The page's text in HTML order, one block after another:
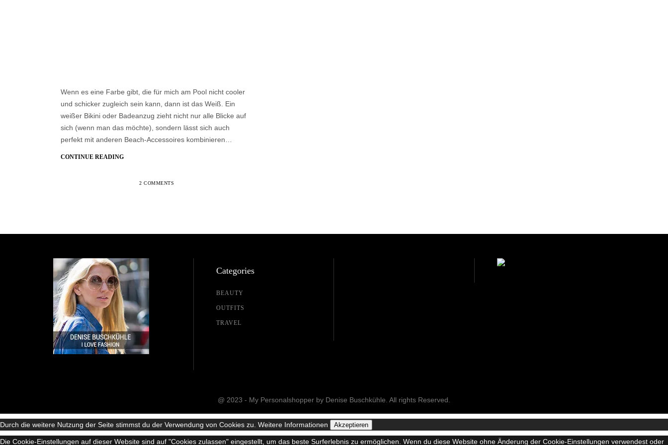
Wenn es eine Farbe gibt, die für mich am Pool nicht cooler
und schicker zugleich sein kann, dann ist das Weiß. Ein
weißer Bikini oder Badeanzug zieht nicht nur alle Blicke auf
sich (wenn man das möchte), sondern lässt sich auch
perfekt mit anderen Beach-Accessoires kombinieren…
CONTINUE READING
2 COMMENTS
Categories
BEAUTY
OUTFITS
TRAVEL
@ 2023 - My Personalshopper by Denise Buschkühle. All rights Reserved.
Durch die weitere Nutzung der Seite stimmst du der Verwendung von Cookies zu. Weitere Informationen Akzeptieren
Die Cookie-Einstellungen auf dieser Website sind auf "Cookies zulassen" eingestellt, um das beste Surferlebnis zu ermöglichen. Wenn du diese Website ohne Änderung der Cookie-Einstellungen verwendest oder